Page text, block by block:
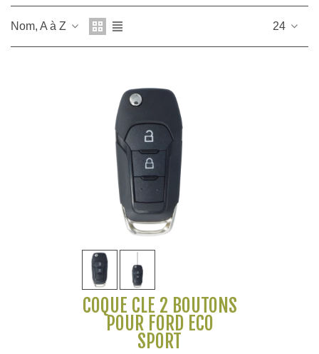
Nom, A à Z 24
COQUE CLÉ 2 BOUTONS
POUR FORD ECO
SPORT